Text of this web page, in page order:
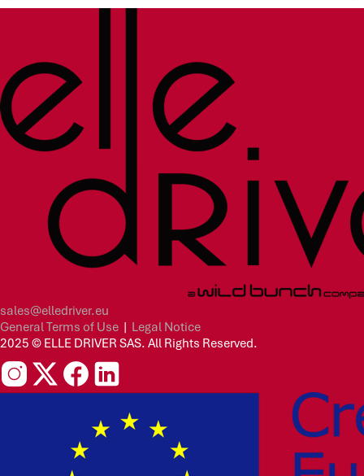
sales@elledriver.eu
General Terms of Use | Legal Notice
2025 © ELLE DRIVER SAS. All Rights Reserved.